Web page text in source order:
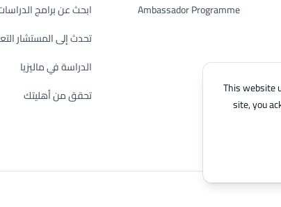
This website
site, you
Ambassador Programme
ابحث عن برامج
تحدث إلى المستشار
الدراسة في ماليزيا
تحقق من أهليتك